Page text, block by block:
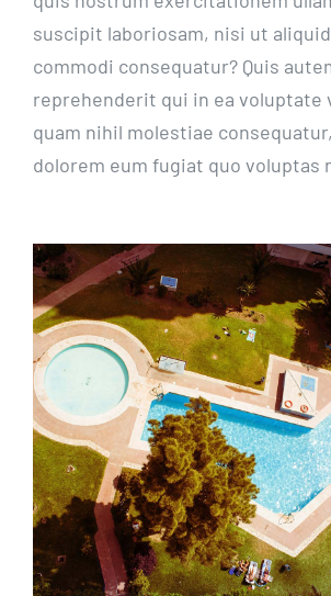
suscipit laboriosam, nisi ut
commodi consequatur? Quis
reprehenderit qui in ea voluptate
quam nihil molestiae
dolorem eum fugiat quo voluptas